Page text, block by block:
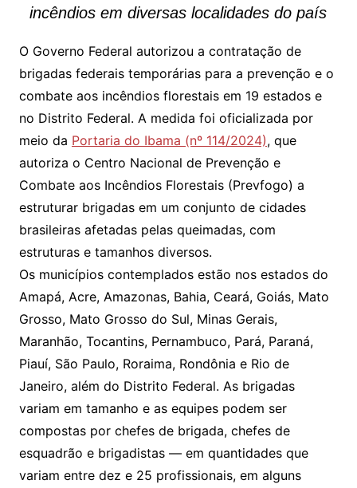
incêndios em diversas localidades do país
O Governo Federal autorizou a contratação de
brigadas federais temporárias para a prevenção e o
combate aos incêndios florestais em 19 estados e
no Distrito Federal. A medida foi oficializada por
meio da Portaria do Ibama (nº 114/2024), que
autoriza o Centro Nacional de Prevenção e
Combate aos Incêndios Florestais (Prevfogo) a
estruturar brigadas em um conjunto de cidades
brasileiras afetadas pelas queimadas, com
estruturas e tamanhos diversos.
Os municípios contemplados estão nos estados do
Amapá, Acre, Amazonas, Bahia, Ceará, Goiás, Mato
Grosso, Mato Grosso do Sul, Minas Gerais,
Maranhão, Tocantins, Pernambuco, Pará, Paraná,
Piauí, São Paulo, Roraima, Rondônia e Rio de
Janeiro, além do Distrito Federal. As brigadas
variam em tamanho e as equipes podem ser
compostas por chefes de brigada, chefes de
esquadrão e brigadistas — em quantidades que
variam entre dez e 25 profissionais, em alguns